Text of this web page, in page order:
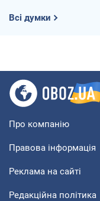
Всі думки
Про компанію
Правова інформація
Реклама на сайті
Редакційна політика